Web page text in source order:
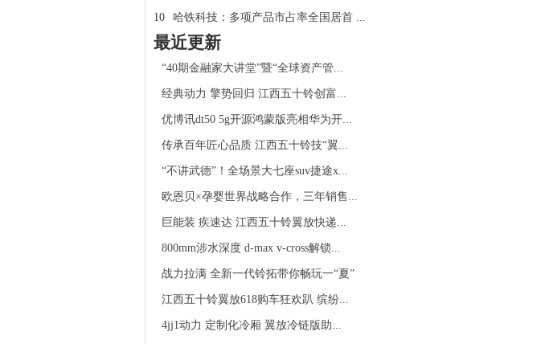
10 哈铁科技：多项产品市占率全国居首 ...
最近更新
“40期金融家大讲堂”暨“全球资产管...
经典动力 擎势回归 江西五十铃创富...
优博讯dt50 5g开源鸿蒙版亮相华为开...
传承百年匠心品质 江西五十铃技“翼...
“不讲武德”！全场景大七座suv捷途x...
欧恩贝×孕婴世界战略合作，三年销售...
巨能装 疾速达 江西五十铃翼放快递...
800mm涉水深度 d-max v-cross解锁...
战力拉满 全新一代铃拓带你畅玩一“夏”
江西五十铃翼放618购车狂欢趴 缤纷...
4jj1动力 定制化冷厢 翼放冷链版助...